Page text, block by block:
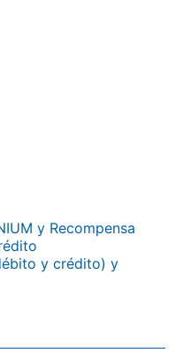
y Recompensa
y crédito) y